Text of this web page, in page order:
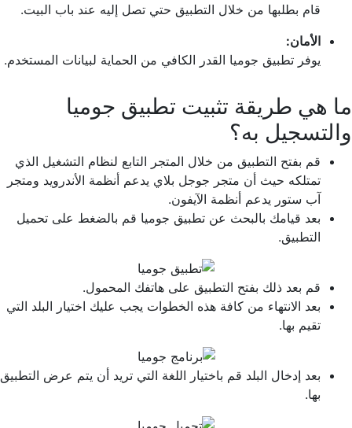
قام بطلبها من خلال التطبيق حتي تصل إليه عند باب البيت.
الأمان:
يوفر تطبيق جوميا القدر الكافي من الحماية لبيانات المستخدم.
ما هي طريقة تثبيت تطبيق جوميا
والتسجيل به؟
قم بفتح التطبيق من خلال المتجر التابع لنظام التشغيل الذي
تمتلكه حيث أن متجر جوجل بلاي يدعم أنظمة الأندرويد ومتجر
آب ستور يدعم أنظمة الآيفون.
بعد قيامك بالبحث عن تطبيق جوميا قم بالضغط على تحميل
التطبيق.
قم بعد ذلك بفتح التطبيق على هاتفك المحمول.
بعد الانتهاء من كافة هذه الخطوات يجب عليك اختيار البلد التي
تقيم بها.
بعد إدخال البلد قم باختيار اللغة التي تريد أن يتم عرض التطبيق
بها.